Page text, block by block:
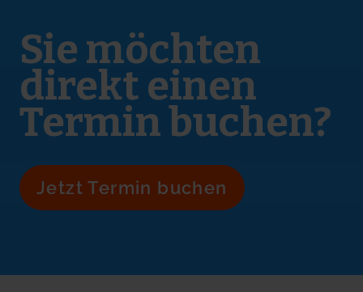
Sie möchten
direkt einen
Termin buchen?
Jetzt Termin buchen